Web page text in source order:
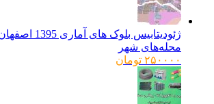
ژئودیتابیس بلوک های آماری 1395
محله‌های شهر
۲۵۰۰۰۰ تومان